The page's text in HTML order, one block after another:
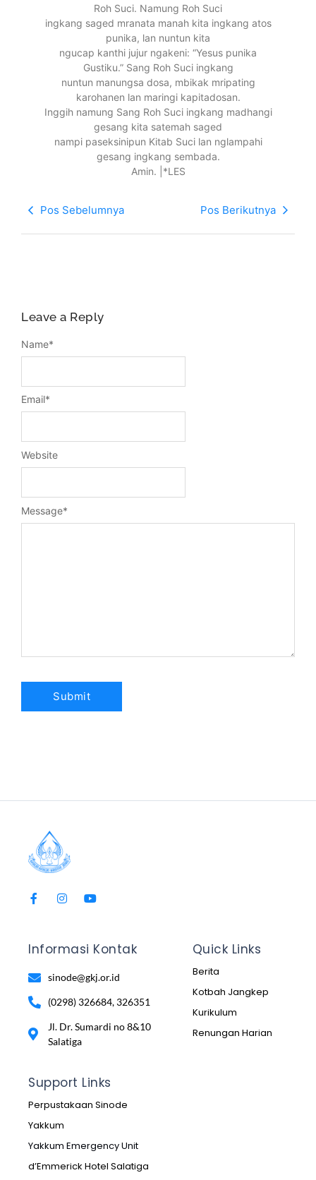
Roh Suci. Namung Roh Suci
ingkang saged mranata manah kita ingkang atos
punika, lan nuntun kita
ngucap kanthi jujur ngakeni: “Yesus punika
Gustiku.” Sang Roh Suci ingkang
nuntun manungsa dosa, mbikak mripating
karohanen lan maringi kapitadosan.
Inggih namung Sang Roh Suci ingkang madhangi
gesang kita satemah saged
nampi paseksinipun Kitab Suci lan nglampahi
gesang ingkang sembada.
Amin. |*LES
Pos Sebelumnya Pos Berikutnya
Leave a Reply
Message*
Name*
Email*
Website
Informasi Kontak
sinode@gkj.or.id
(0298) 326684, 326351
Jl. Dr. Sumardi no 8&10
Salatiga
Quick Links
Berita
Kotbah Jangkep
Kurikulum
Renungan Harian
Support Links
Perpustakaan Sinode
Yakkum
Yakkum Emergency Unit
d’Emmerick Hotel Salatiga